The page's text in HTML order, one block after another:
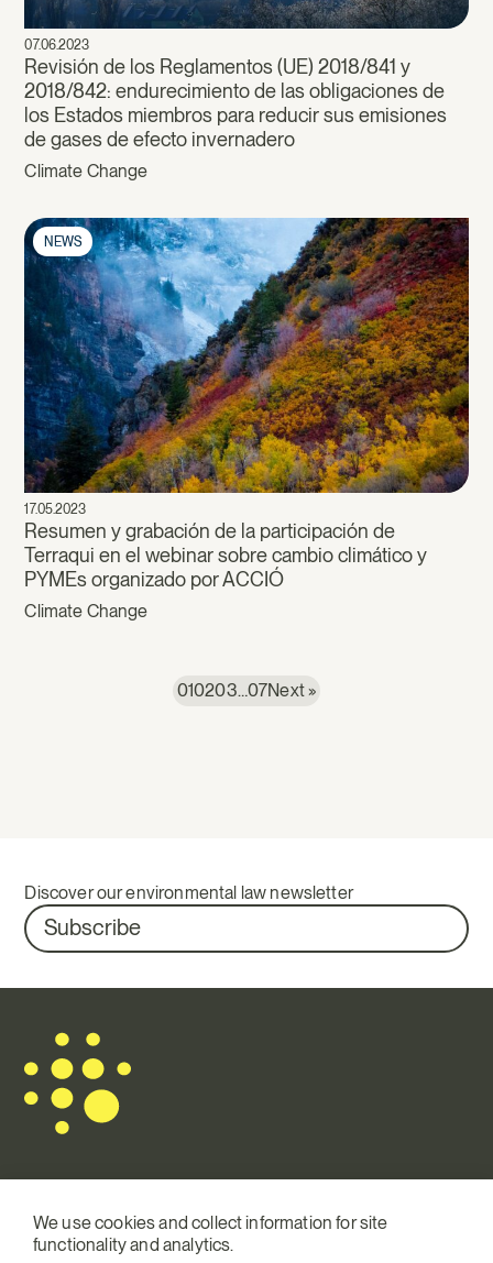
07.06.2023
Revisión de los Reglamentos (UE) 2018/841 y
2018/842: endurecimiento de las obligaciones de
los Estados miembros para reducir sus emisiones
de gases de efecto invernadero
Climate Change
NEWS
17.05.2023
Resumen y grabación de la participación de
Terraqui en el webinar sobre cambio climático y
PYMEs organizado por ACCIÓ
Climate Change
010203…07Next »
Discover our environmental law newsletter
Subscribe
Mail.
info@terraqui.com
Tel.
+34 934 146 307
We use cookies and collect information for site
functionality and analytics.